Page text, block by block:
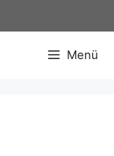
Menü